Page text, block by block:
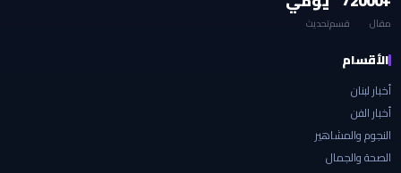
مقال قسمتحديث
الأقسام
أخبار لبنان
أخبار الفن
النجوم والمشاهير
الصحة والجمال